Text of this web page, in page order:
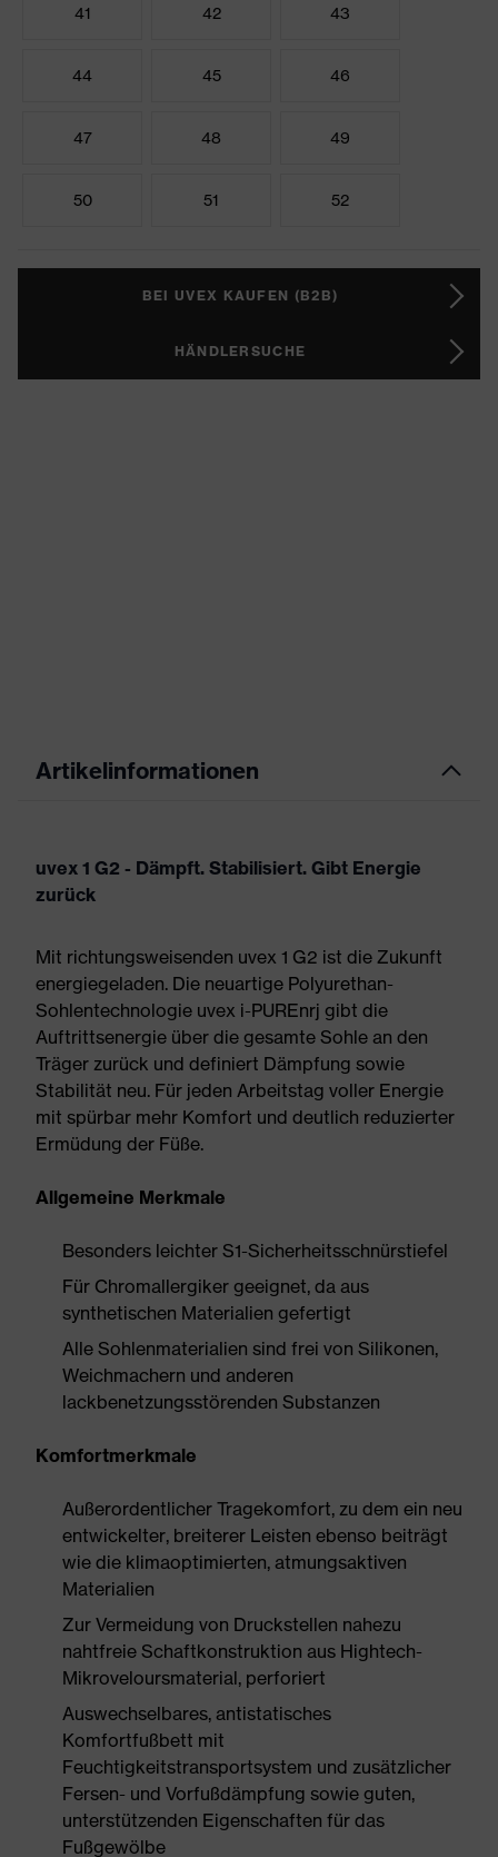
41 42 43
44 45 46
47 48 49
50 51 52
BEI UVEX KAUFEN (B2B)
HÄNDLERSUCHE
Artikelinformationen
uvex 1 G2 - Dämpft. Stabilisiert. Gibt Energie
zurück
Mit richtungsweisenden uvex 1 G2 ist die Zukunft
energiegeladen. Die neuartige Polyurethan-
Sohlentechnologie uvex i-PUREnrj gibt die
Auftrittsenergie über die gesamte Sohle an den
Träger zurück und definiert Dämpfung sowie
Stabilität neu. Für jeden Arbeitstag voller Energie
mit spürbar mehr Komfort und deutlich reduzierter
Ermüdung der Füße.
Allgemeine Merkmale
Besonders leichter S1-Sicherheitsschnürstiefel
Für Chromallergiker geeignet, da aus
synthetischen Materialien gefertigt
Alle Sohlenmaterialien sind frei von Silikonen,
Weichmachern und anderen
lackbenetzungsstörenden Substanzen
Komfortmerkmale
Außerordentlicher Tragekomfort, zu dem ein neu
entwickelter, breiterer Leisten ebenso beiträgt
wie die klimaoptimierten, atmungsaktiven
Materialien
Zur Vermeidung von Druckstellen nahezu
nahtfreie Schaftkonstruktion aus Hightech-
Mikroveloursmaterial, perforiert
Auswechselbares, antistatisches
Komfortfußbett mit
Feuchtigkeitstransportsystem und zusätzlicher
Fersen- und Vorfußdämpfung sowie guten,
unterstützenden Eigenschaften für das
Fußgewölbe